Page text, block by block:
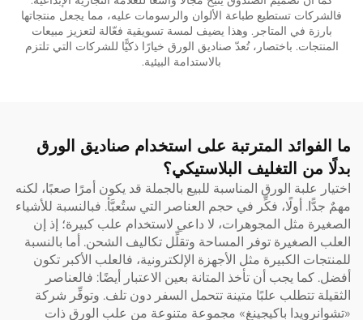
فالشركات تستطيع طباعة الألوان والرسومات عليه، مما يجعل منتجاتها
بارزة في المتاجر. وهذا يضيف لمسة تسويقية فعّالة لتعزيز مبيعات
المنتجات. باختصار، تُعدّ صناديق الورق خيارًا ذكيًّا للشركات التي تلتزم
بالاستدامة البيئية.
ما الفوائد المترتبة على استخدام صناديق الورق
بدلًا من التغليف البلاستيكي؟
اختيار علبة الورق المناسبة للبيع بالجملة قد يكون أمرًا صعبًا، لكنه
مهمٌ جدًّا. أولًا، فكِّر في حجم العناصر التي ستُعبَّأ. فبالنسبة للأشياء
الصغيرة مثل المجوهرات، لا داعي لاستخدام علب كبيرة؛ إذ إن
العلب الصغيرة توفر المساحة وتقلِّل تكاليف الشحن. أما بالنسبة
للمنتجات الكبيرة مثل الأجهزة الإلكترونية، فالعلب الأكبر تكون
أفضل. كما يجب أن تأخذ المتانة بعين الاعتبار أيضًا: فالعناصر
الثقيلة تتطلب علبًا متينة تتحمل السفر دون تلف. وتوفِّر شركة
«تشوانرويدا باكيجينغ» مجموعة متنوعة من علب الورق ذات